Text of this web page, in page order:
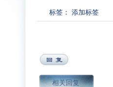
标签： 添加标签
相关回复